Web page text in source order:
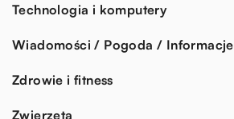
Technologia i komputery
Wiadomości / Pogoda / Informacje
Zdrowie i fitness
Zwierzęta